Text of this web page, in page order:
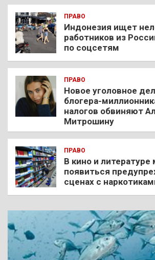
ПРАВО
Индонезия ищет
работников из
по соцсетям
ПРАВО
Новое уголовное
блогера-
налогов обвиняют
Митрошину
ПРАВО
В кино и литературе
появиться
сценах с